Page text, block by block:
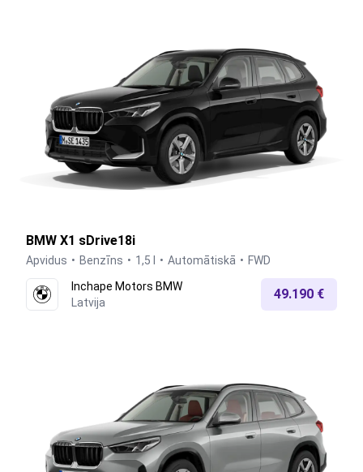
BMW X1 sDrive18i
Apvidus Benzīns 1,5 l Automātiskā
FWD
Inchape Motors BMW
Latvija
49.190 €